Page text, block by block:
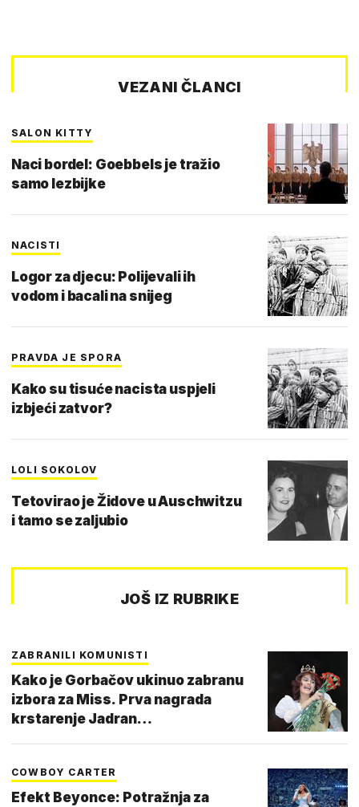
VEZANI ČLANCI
SALON KITTY
Naci bordel: Goebbels je tražio
samo lezbijke
NACISTI
Logor za djecu: Polijevali ih
vodom i bacali na snijeg
PRAVDA JE SPORA
Kako su tisuće nacista uspjeli
izbjeći zatvor?
LOLI SOKOLOV
Tetovirao je Židove u Auschwitzu
i tamo se zaljubio
JOŠ IZ RUBRIKE
ZABRANILI KOMUNISTI
Kako je Gorbačov ukinuo zabranu
izbora za Miss. Prva nagrada
krstarenje Jadran…
COWBOY CARTER
Efekt Beyonce: Potražnja za